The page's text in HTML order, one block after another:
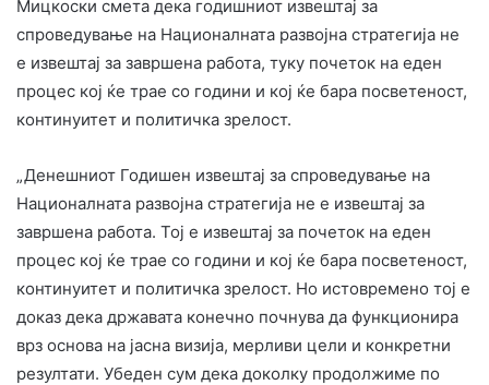
Мицкоски смета дека годишниот извештај за
спроведување на Националната развојна стратегија не
е извештај за завршена работа, туку почеток на еден
процес кој ќе трае со години и кој ќе бара посветеност,
континуитет и политичка зрелост.
„Денешниот Годишен извештај за спроведување на
Националната развојна стратегија не е извештај за
завршена работа. Тој е извештај за почеток на еден
процес кој ќе трае со години и кој ќе бара посветеност,
континуитет и политичка зрелост. Но истовремено тој е
доказ дека државата конечно почнува да функционира
врз основа на јасна визија, мерливи цели и конкретни
резултати. Убеден сум дека доколку продолжиме по